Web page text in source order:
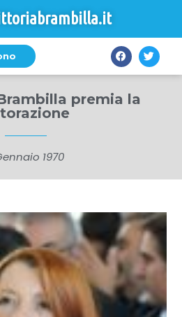
premia la
1970